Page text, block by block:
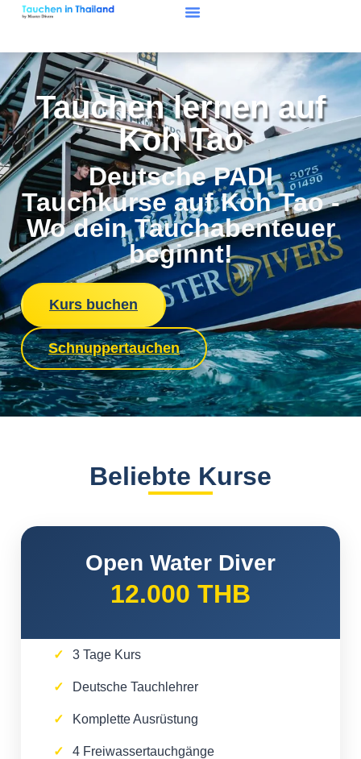
Tauchen lernen auf
Koh Tao
Deutsche PADI
Tauchkurse auf Koh Tao -
Wo dein Tauchabenteuer
beginnt!
Kurs buchen
Schnuppertauchen
Beliebte Kurse
Open Water Diver
12.000 THB
3 Tage Kurs
Deutsche Tauchlehrer
Komplette Ausrüstung
4 Freiwassertauchgänge